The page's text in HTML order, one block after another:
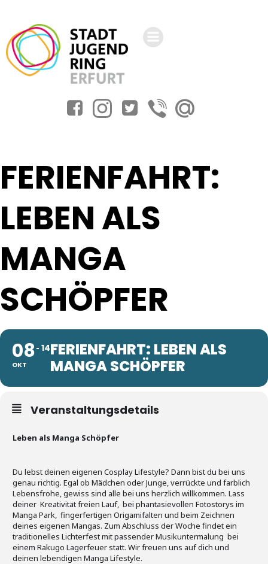
springen
FERIENFAHRT:
LEBEN ALS
MANGA
SCHÖPFER
08
OKT
14FERIENFAHRT: LEBEN ALS
MANGA SCHÖPFER
Veranstaltungsdetails
Leben als Manga Schöpfer
Du lebst deinen eigenen Cosplay Lifestyle? Dann bist du bei uns
genau richtig. Egal ob Mädchen oder Junge, verrückte und farblich
Lebensfrohe, gewiss sind alle bei uns herzlich willkommen. Lass
deiner Kreativität freien Lauf, bei phantasievollen Fotostorys im
Manga Park, fingerfertigen Origamifalten und beim Zeichnen
deines eigenen Mangas. Zum Abschluss der Woche findet ein
traditionelles Lichterfest mit passender Musikuntermalung bei
einem Rakugo Lagerfeuer statt. Wir freuen uns auf dich und
deinen lebendigen Manga Lifestyle.